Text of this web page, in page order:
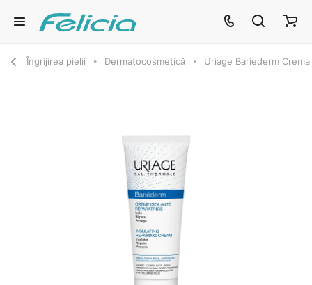
Îngrijirea pielii Dermatocosmetică Uriage Bariederm